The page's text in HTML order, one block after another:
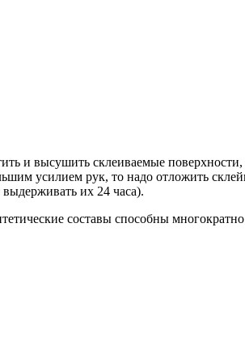
и высушить склеиваемые поверхности,
усилием рук, то надо отложить
их 24 часа).
составы способны